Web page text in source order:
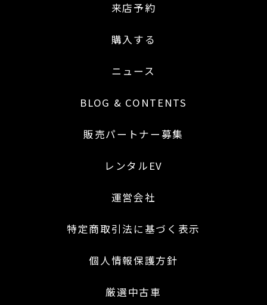
来店予約
購入する
ニュース
BLOG & CONTENTS
販売パートナー募集
レンタルEV
運営会社
特定商取引法に基づく表示
個人情報保護方針
厳選中古車